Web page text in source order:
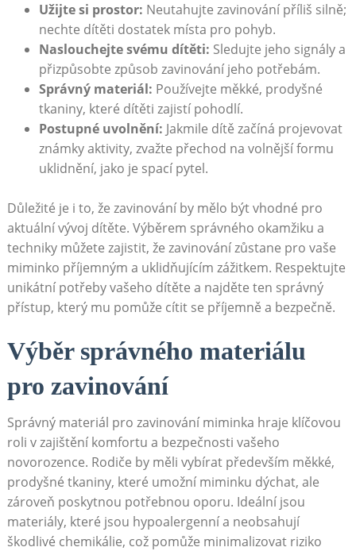
Užijte si prostor: Neutahujte zavinování příliš silně;
nechte dítěti dostatek místa pro pohyb.
Naslouchejte svému dítěti: Sledujte jeho signály a
přizpůsobte způsob zavinování jeho potřebám.
Správný materiál: Používejte měkké, prodyšné
tkaniny, které dítěti zajistí pohodlí.
Postupné uvolnění: Jakmile dítě začíná projevovat
známky aktivity, zvažte přechod na volnější formu
uklidnění, jako je spací pytel.
Důležité je i to, že zavinování by mělo být vhodné pro
aktuální vývoj dítěte. Výběrem správného okamžiku a
techniky můžete zajistit, že zavinování zůstane pro vaše
miminko příjemným a uklidňujícím zážitkem. Respektujte
unikátní potřeby vašeho dítěte a najděte ten správný
přístup, který mu pomůže cítit se příjemně a bezpečně.
Výběr správného materiálu
pro zavinování
Správný materiál pro zavinování miminka hraje klíčovou
roli v zajištění komfortu a bezpečnosti vašeho
novorozence. Rodiče by měli vybírat především měkké,
prodyšné tkaniny, které umožní miminku dýchat, ale
zároveň poskytnou potřebnou oporu. Ideální jsou
materiály, které jsou hypoalergenní a neobsahují
škodlivé chemikálie, což pomůže minimalizovat riziko